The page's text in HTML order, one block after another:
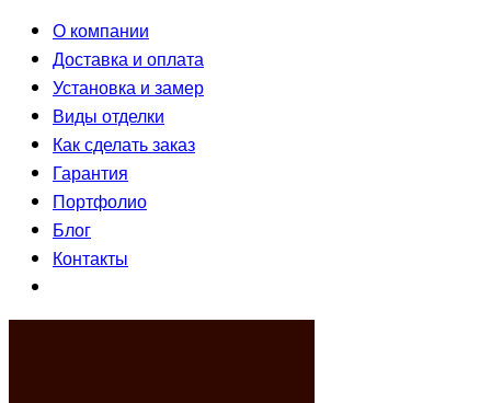
О компании
Доставка и оплата
Установка и замер
Виды отделки
Как сделать заказ
Гарантия
Портфолио
Блог
Контакты